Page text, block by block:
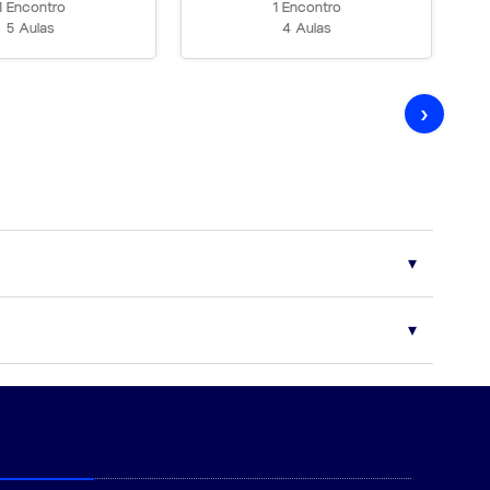
Encontro
5 Aulas
1 Encontro
4 Aulas
›
principais bancas examinadoras. Eventuais modificações no
de duração do curso.